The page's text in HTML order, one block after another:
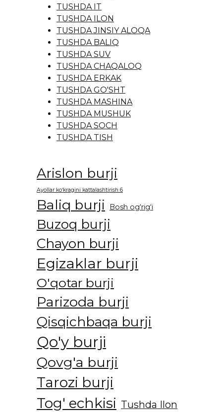
TUSHDA IT
TUSHDA ILON
TUSHDA JINSIY ALOQA
TUSHDA BALIQ
TUSHDA SUV
TUSHDA CHAQALOQ
TUSHDA ERKAK
TUSHDA GO'SHT
TUSHDA MASHINA
TUSHDA MUSHUK
TUSHDA SOCH
TUSHDA TISH
Arislon burji
Ayollar ko‘kragini kattalashtirish 6
Baliq burji Bosh og‘rig‘i
Buzoq burji
Chayon burji
Egizaklar burji
O'qotar burji
Parizoda burji
Qisqichbaqa burji
Qo'y burji
Qovg'a burji
Tarozi burji
Tog' echkisi Tushda Ilon